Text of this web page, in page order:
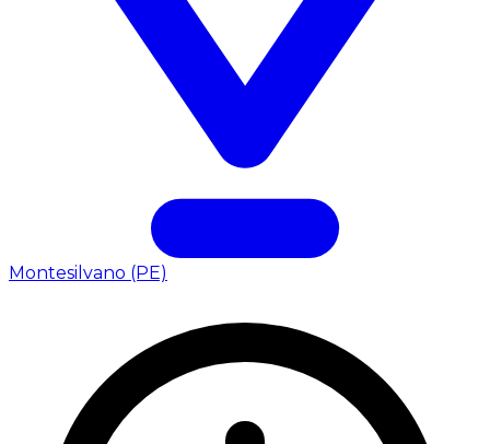
Montesilvano (PE)